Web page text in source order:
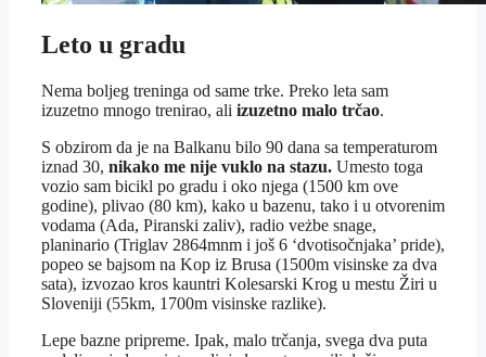
Leto u gradu
Nema boljeg treninga od same trke. Preko leta sam
izuzetno mnogo trenirao, ali izuzetno malo trčao.
S obzirom da je na Balkanu bilo 90 dana sa temperaturom
iznad 30, nikako me nije vuklo na stazu. Umesto toga
vozio sam bicikl po gradu i oko njega (1500 km ove
godine), plivao (80 km), kako u bazenu, tako i u otvorenim
vodama (Ada, Piranski zaliv), radio veżbe snage,
planinario (Triglav 2864mnm i još 6 ‘dvotisočnjaka’ pride),
popeo se bajsom na Kop iz Brusa (1500m visinske za dva
sata), izvozao kros kauntri Kolesarski Krog u mestu Žiri u
Sloveniji (55km, 1700m visinske razlike).
Lepe bazne pripreme. Ipak, malo trčanja, svega dva puta